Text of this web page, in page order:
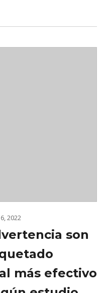
2022
son
más efectivo